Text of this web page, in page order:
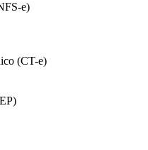
e)
(CT-e)